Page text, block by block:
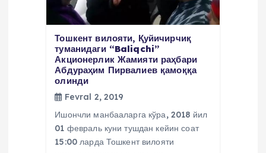
Тошкент вилояти, Қуйичирчиқ
туманидаги “Baliqchi”
Акционерлик Жамияти раҳбари
Абдураҳим Пирвалиев қамоққа
олинди
Fevral 2, 2019
Ишончли манбааларга кўра, 2018 йил
01 февраль куни тушдан кейин соат
15:00 ларда Тошкент вилояти